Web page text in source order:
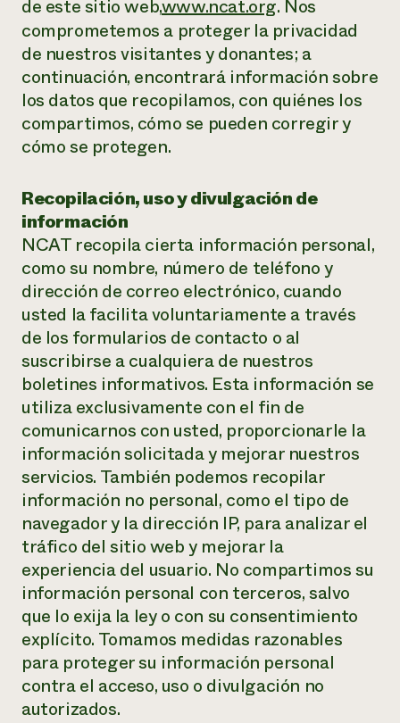
Informes anuales y financieros
Historias de impacto
Informe de
impacto 2024
Latinos en la agricultura
Sistemas alimentarios locales
Agricultura urbana
Las mujeres en la agricultura
Evento anual de reciclaje de productos electrónicos
Programa de descuentos de NorthWestern Energy
Servicios energéticos comerciales
Servicios energéticos residenciales
LIHEAP
Centro de intercambio de información AgriSolar
Blog
Podcasts
Publicaciones
Cursos cortos
Vídeos
Oportunidades de financiación
Noticias
Internship Hub
Buscar prácticas
Contratar a un becario
un
Llame a la
directa de
1-800-346-
Asociaciones empresariales
Donar
Donaciones planificadas
Boletín
Consultas de los medios de comunicación
Todos
contribuyen a la
resiliencia de la
comunidad.
DONAR AHORA
de este sitio web,www.ncat.org. Nos
comprometemos a proteger la privacidad
de nuestros visitantes y donantes; a
continuación, encontrará información sobre
los datos que recopilamos, con quiénes los
compartimos, cómo se pueden corregir y
cómo se protegen.
Recopilación, uso y divulgación de
información
NCAT recopila cierta información personal,
como su nombre, número de teléfono y
dirección de correo electrónico, cuando
usted la facilita voluntariamente a través
de los formularios de contacto o al
suscribirse a cualquiera de nuestros
boletines informativos. Esta información se
utiliza exclusivamente con el fin de
comunicarnos con usted, proporcionarle la
información solicitada y mejorar nuestros
servicios. También podemos recopilar
información no personal, como el tipo de
navegador y la dirección IP, para analizar el
tráfico del sitio web y mejorar la
experiencia del usuario. No compartimos su
información personal con terceros, salvo
que lo exija la ley o con su consentimiento
explícito. Tomamos medidas razonables
para proteger su información personal
contra el acceso, uso o divulgación no
autorizados.